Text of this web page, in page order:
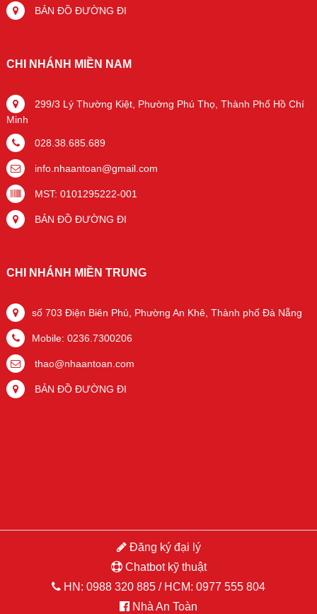
BẢN ĐỒ ĐƯỜNG ĐI
CHI NHÁNH MIỀN NAM
299/3 Lý Thường Kiệt, Phường Phú Thọ, Thành Phố Hồ Chí
Minh
028.38.685.689
info.nhaantoan@gmail.com
MST: 0101295222-001
BẢN ĐỒ ĐƯỜNG ĐI
CHI NHÁNH MIỀN TRUNG
số 703 Điện Biên Phủ, Phường An Khê, Thành phố Đà Nẵng
Mobile: 0236.7300206
thao@nhaantoan.com
BẢN ĐỒ ĐƯỜNG ĐI
Đăng ký đại lý
Chatbot kỹ thuật
HN: 0988 320 885 / HCM: 0977 555 804
Nhà An Toàn